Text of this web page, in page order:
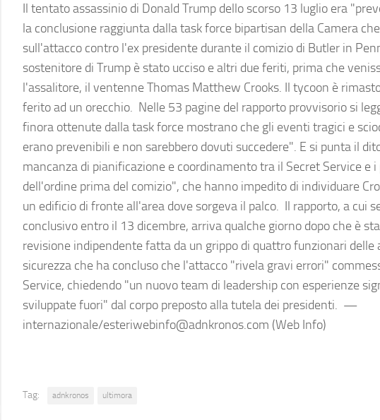
Il tentato assassinio di Donald Trump dello scorso 13 luglio era
la conclusione raggiunta dalla task force bipartisan della Camera
sull'attacco contro l'ex presidente durante il comizio di Butler in
sostenitore di Trump è stato ucciso e altri due feriti, prima che
l'assalitore, il ventenne Thomas Matthew Crooks. Il tycoon è
ferito ad un orecchio. Nelle 53 pagine del rapporto provvisorio si
finora ottenute dalla task force mostrano che gli eventi tragici e
erano prevenibili e non sarebbero dovuti succedere". E si punta il
mancanza di pianificazione e coordinamento tra il Secret Service e
dell'ordine prima del comizio", che hanno impedito di individuare
un edificio di fronte all'area dove sorgeva il palco. Il rapporto, a cui
conclusivo entro il 13 dicembre, arriva qualche giorno dopo che è
revisione indipendente fatta da un grippo di quattro funzionari delle
sicurezza che ha concluso che l'attacco "rivela gravi errori"
Service, chiedendo "un nuovo team di leadership con esperienze
sviluppate fuori" dal corpo preposto alla tutela dei presidenti. —
internazionale/esteriwebinfo@adnkronos.com (Web Info)
Tag: adnkronos ultimora